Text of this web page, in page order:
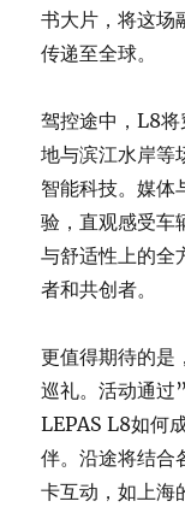
书大片，将这场
传递至全球。
驾控途中，L8
地与滨江水岸等
智能科技。媒体
验，直观感受车
与舒适性上的全
者和共创者。
更值得期待的是
巡礼。活动通过
LEPAS L8如何
伴。沿途将结合
卡互动，如上海